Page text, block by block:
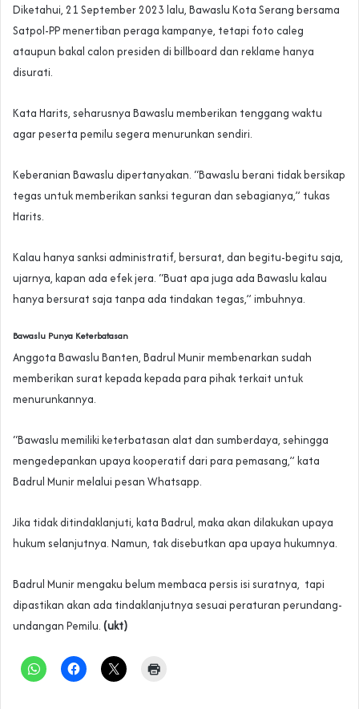
Diketahui, 21 September 2023 lalu, Bawaslu Kota Serang bersama
Satpol-PP menertiban peraga kampanye, tetapi foto caleg
ataupun bakal calon presiden di billboard dan reklame hanya
disurati.
Kata Harits, seharusnya Bawaslu memberikan tenggang waktu
agar peserta pemilu segera menurunkan sendiri.
Keberanian Bawaslu dipertanyakan. “Bawaslu berani tidak bersikap
tegas untuk memberikan sanksi teguran dan sebagianya,” tukas
Harits.
Kalau hanya sanksi administratif, bersurat, dan begitu-begitu saja,
ujarnya, kapan ada efek jera. “Buat apa juga ada Bawaslu kalau
hanya bersurat saja tanpa ada tindakan tegas,” imbuhnya.
Bawaslu Punya Keterbatasan
Anggota Bawaslu Banten, Badrul Munir membenarkan sudah
memberikan surat kepada kepada para pihak terkait untuk
menurunkannya.
“Bawaslu memiliki keterbatasan alat dan sumberdaya, sehingga
mengedepankan upaya kooperatif dari para pemasang,” kata
Badrul Munir melalui pesan Whatsapp.
Jika tidak ditindaklanjuti, kata Badrul, maka akan dilakukan upaya
hukum selanjutnya. Namun, tak disebutkan apa upaya hukumnya.
Badrul Munir mengaku belum membaca persis isi suratnya, tapi
dipastikan akan ada tindaklanjutnya sesuai peraturan perundang-
undangan Pemilu. (ukt)